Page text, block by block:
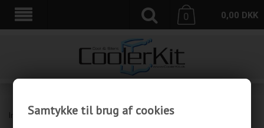
Samtykke til brug af cookies
0,00 DKK
0
Ingen varer fundet